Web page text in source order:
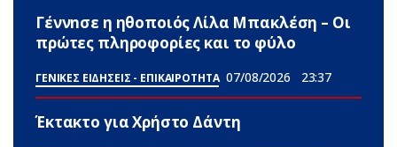
Γέννnσε η ηθοποιός Λίλα Μπακλέση – Οι
πρώτες πληροφορίες και το φύλο
ΓΕΝΙΚΕΣ ΕΙΔΗΣΕΙΣ - ΕΠΙΚΑΙΡΟΤΗΤΑ 07/08/2026 23:37
Έκτακτο για Χρήστο Δάντη